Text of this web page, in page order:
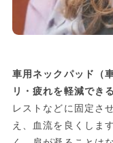
車用ネックパッド（
リ・疲れを軽減でき
レストなどに固定さ
え、血流を良くしま